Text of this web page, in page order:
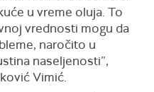
u vreme oluja. To
vrednosti mogu da
naročito u
naseljenosti”,
Vimić.